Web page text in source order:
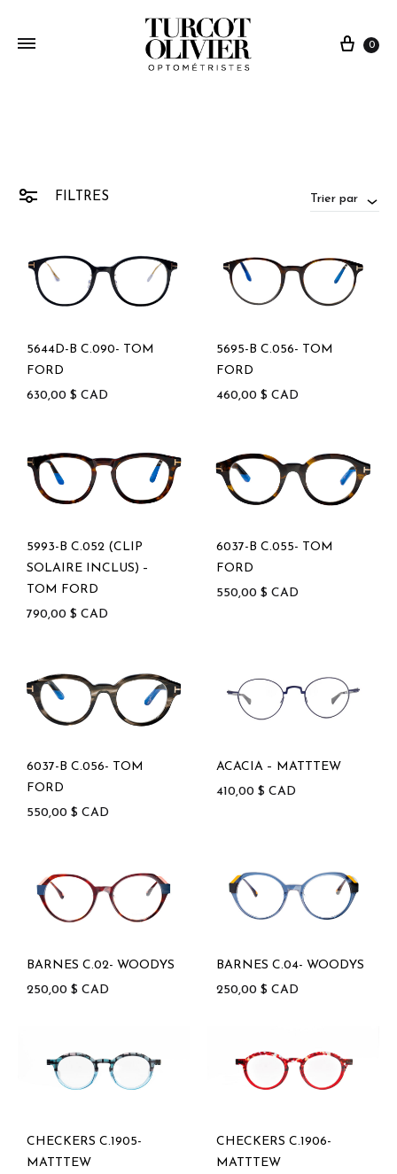
0
FILTRES Trier par
5644D-B C.090- TOM
FORD
630,00 $ CAD
5695-B C.056- TOM
FORD
460,00 $ CAD
5993-B C.052 (CLIP
SOLAIRE INCLUS) –
TOM FORD
790,00 $ CAD
6037-B C.055- TOM
FORD
550,00 $ CAD
6037-B C.056- TOM
FORD
550,00 $ CAD
ACACIA – MATTTEW
410,00 $ CAD
BARNES C.02- WOODYS
250,00 $ CAD
BARNES C.04- WOODYS
250,00 $ CAD
CHECKERS C.1905-
MATTTEW
CHECKERS C.1906-
MATTTEW